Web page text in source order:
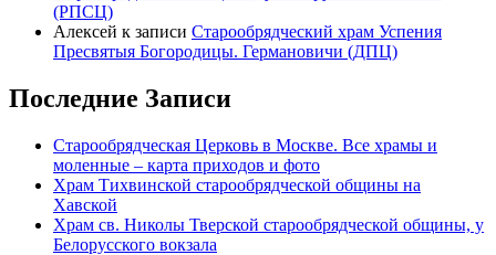
(РПСЦ)
Алексей к записи Старообрядческий храм Успения
Пресвятыя Богородицы. Германовичи (ДПЦ)
Последние Записи
Старообрядческая Церковь в Москве. Все храмы и
моленные – карта приходов и фото
Храм Тихвинской старообрядческой общины на
Хавской
Храм св. Николы Тверской старообрядческой общины, у
Белорусского вокзала